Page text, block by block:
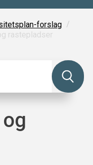
forslag /
rastepladser